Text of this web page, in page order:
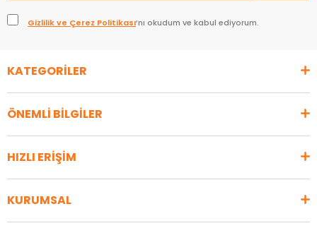
Gizlilik ve Çerez Politikası’nı okudum ve kabul ediyorum.
KATEGORİLER
ÖNEMLİ BİLGİLER
HIZLI ERİŞİM
KURUMSAL